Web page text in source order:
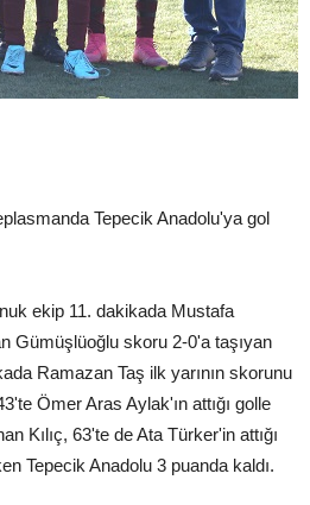
Tepecik Anadolu'ya gol
ekip 11. dakikada Mustafa
Gümüşlüoğlu skoru 2-0'a taşıyan
Ramazan Taş ilk yarının skorunu
Ömer Aras Aylak'ın attığı golle
Kılıç, 63'te de Ata Türker'in attığı
Tepecik Anadolu 3 puanda kaldı.